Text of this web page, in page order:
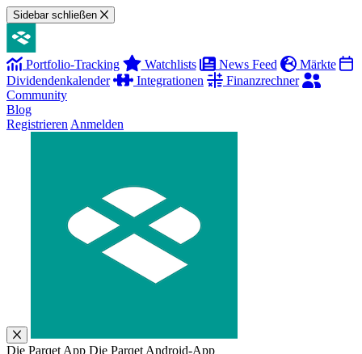
Sidebar schließen
Portfolio-Tracking Watchlists News Feed
Märkte
Dividendenkalender
Integrationen
Finanzrechner
Community
Blog
Registrieren Anmelden
Die Parqet App Die Parqet Android-App